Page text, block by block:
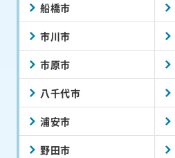
船橋市
市川市
市原市
八千代市
浦安市
野田市